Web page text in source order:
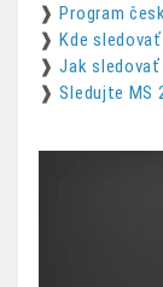
❱Program
❱Kde
❱Jak sledovať
❱Sledujte MS